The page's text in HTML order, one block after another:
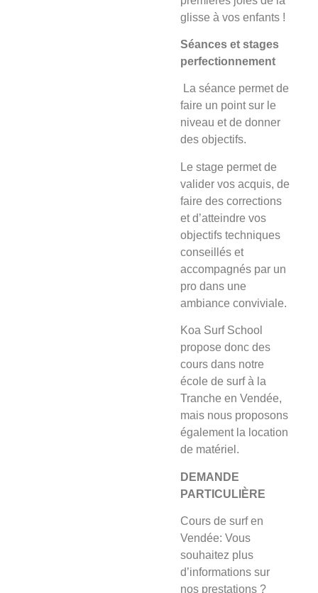
glisse à vos enfants !
Séances et stages
perfectionnement
La séance permet de
faire un point sur le
niveau et de donner
des objectifs.
Le stage permet de
valider vos acquis, de
faire des corrections
et d’atteindre vos
objectifs techniques
conseillés et
accompagnés par un
pro dans une
ambiance conviviale.
Koa Surf School
propose donc des
cours dans notre
école de surf à la
Tranche en Vendée,
mais nous proposons
également la location
de matériel.
DEMANDE
PARTICULIÈRE
Cours de surf en
Vendée: Vous
souhaitez plus
d’informations sur
nos prestations ?